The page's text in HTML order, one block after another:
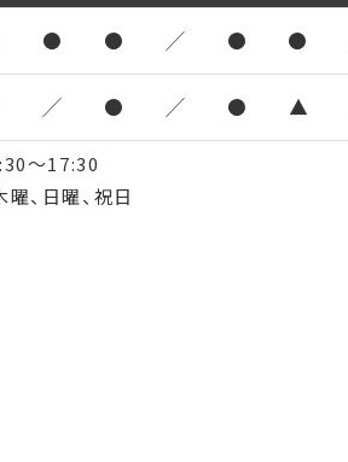
● ● ／ ● ●
／ ● ／ ● ▲
～17:30
曜、日曜、祝日